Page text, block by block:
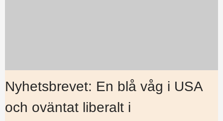
Nyhetsbrevet: En blå våg i USA
och oväntat liberalt i